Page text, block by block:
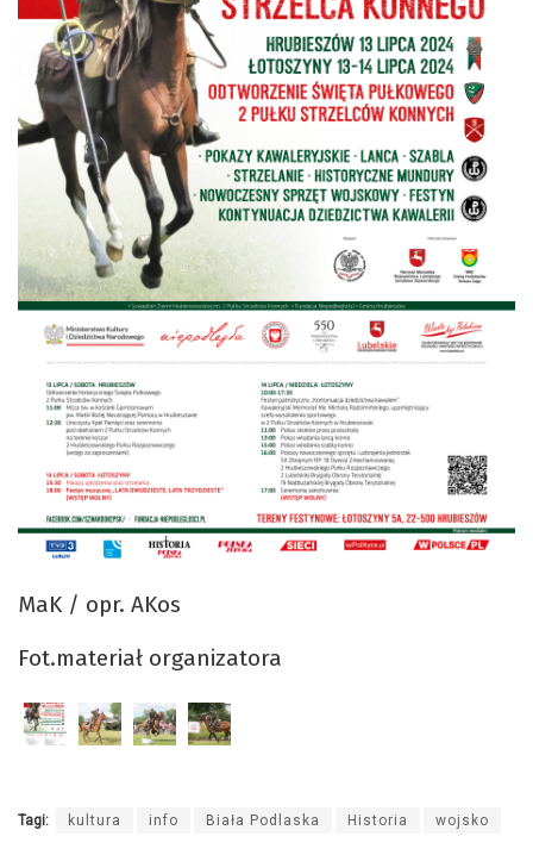
MaK / opr. AKos
Fot.materiał organizatora
Tagi: kultura info Biała Podlaska Historia wojsko